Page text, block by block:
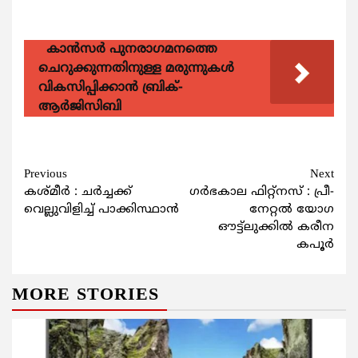
കാന്‍സര്‍ പുനരാഗമനത്തെ
ചെറുക്കുന്നതിനുള്ള മരുന്നുകള്‍
വികസിപ്പിക്കാന്‍ ബ്രിക്-
ആര്‍ജിസിബി
Continue
Reading
Previous
കശ്മീര്‍ : ചര്‍ച്ചക്ക്
വെല്ലുവിളിച്ച് പാക്കിസ്ഥാന്‍
Next
ഗർഭകാല ഫിറ്റ്നസ് : പ്രീ-
നേറ്റൽ യോഗ
ഔട്ട്ലുക്കിൽ കരീന
കപൂർ
MORE STORIES